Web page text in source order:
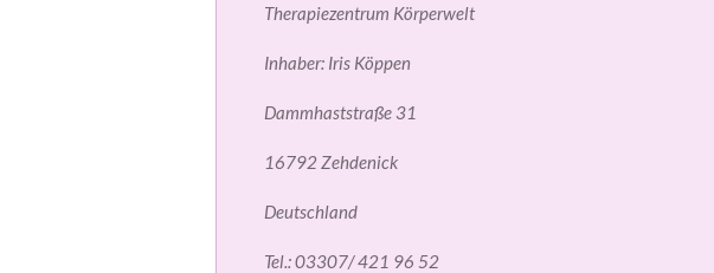
Therapiezentrum Körperwelt
Inhaber: Iris Köppen
Dammhaststraße 31
16792 Zehdenick
Deutschland
Tel.: 03307/ 421 96 52